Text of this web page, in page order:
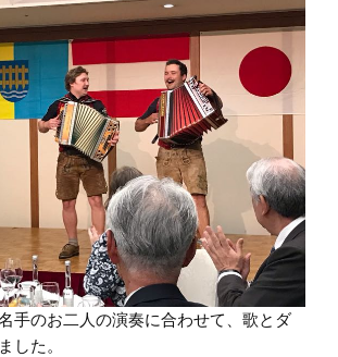
手のお二人の演奏に合わせて、歌とダ
した。